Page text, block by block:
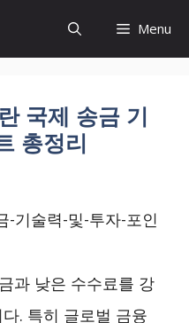
Menu
국제 송금 기
총정리
과 낮은 수수료를 강
. 특히 글로벌 금융